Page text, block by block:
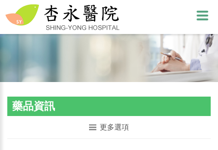
藥品資訊
更多選項